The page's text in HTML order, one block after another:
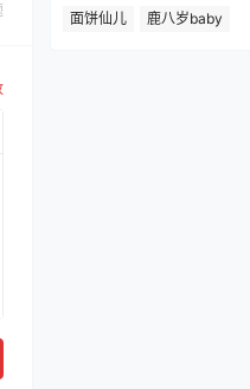
面饼仙儿
鹿八岁baby